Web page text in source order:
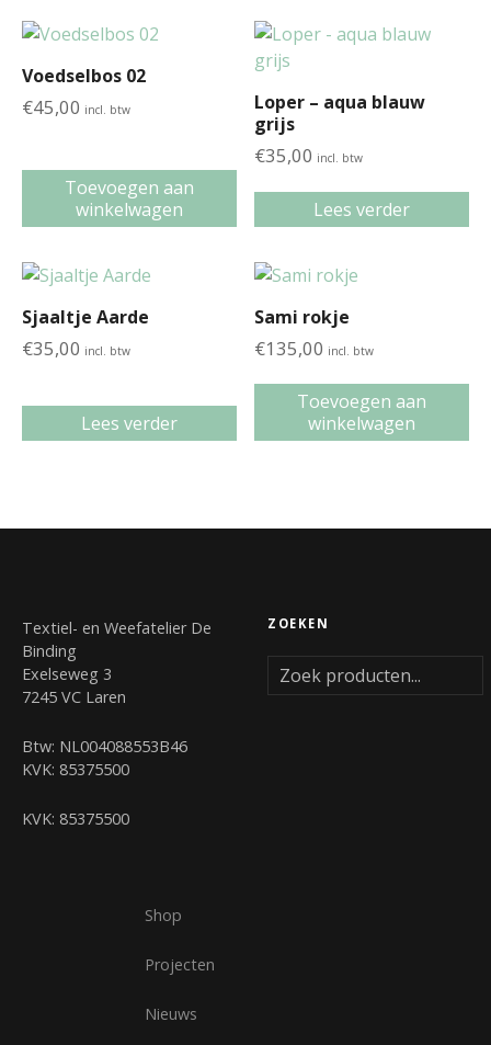
Voedselbos 02
€45,00 incl. btw
Toevoegen aan
winkelwagen
Loper – aqua blauw
grijs
€35,00 incl. btw
Lees verder
Sjaaltje Aarde
€35,00 incl. btw
Lees verder
Sami rokje
€135,00 incl. btw
Toevoegen aan
winkelwagen
Textiel- en Weefatelier De
Binding
Exelseweg 3
7245 VC Laren
Btw: NL004088553B46
KVK: 85375500
KVK: 85375500
ZOEKEN
Shop
Projecten
Nieuws